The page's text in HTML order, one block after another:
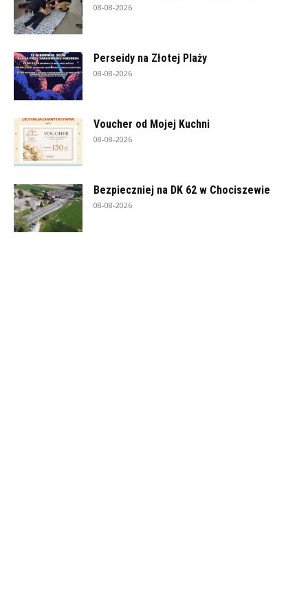
08-08-2026
Perseidy na Złotej Plaży
08-08-2026
Voucher od Mojej Kuchni
08-08-2026
Bezpieczniej na DK 62 w Chociszewie
08-08-2026